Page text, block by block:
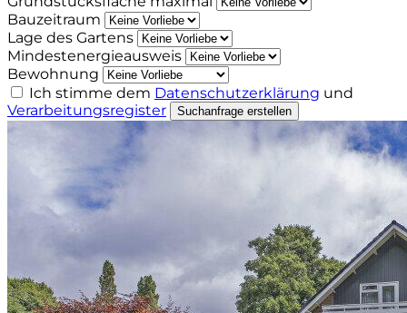
Bauzeitraum
Lage des Gartens
Mindestenergieausweis
Bewohnung
Ich stimme dem Datenschutzerklärung und
Verarbeitungsregister
Suchanfrage erstellen